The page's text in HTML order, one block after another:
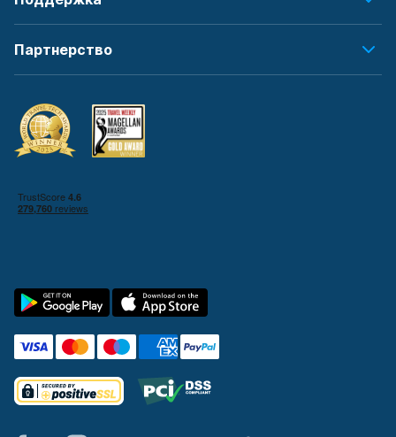
Партнерство